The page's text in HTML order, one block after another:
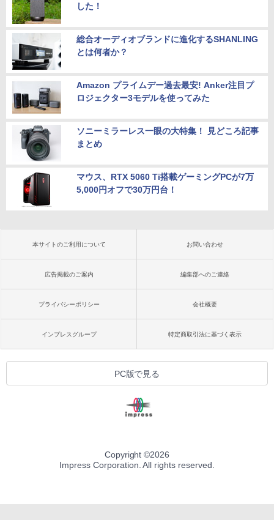
した！
総合オーディオブランドに進化するSHANLING
とは何者か？
Amazon プライムデー過去最安! Anker注目プ
ロジェクター3モデルを使ってみた
ソニーミラーレス一眼の大特集！ 見どころ記事
まとめ
マウス、RTX 5060 Ti搭載ゲーミングPCが7万
5,000円オフで30万円台！
本サイトのご利用について お問い合わせ
広告掲載のご案内 編集部へのご連絡
プライバシーポリシー 会社概要
インプレスグループ 特定商取引法に基づく表示
PC版で見る
Copyright ©2026
Impress Corporation. All rights reserved.